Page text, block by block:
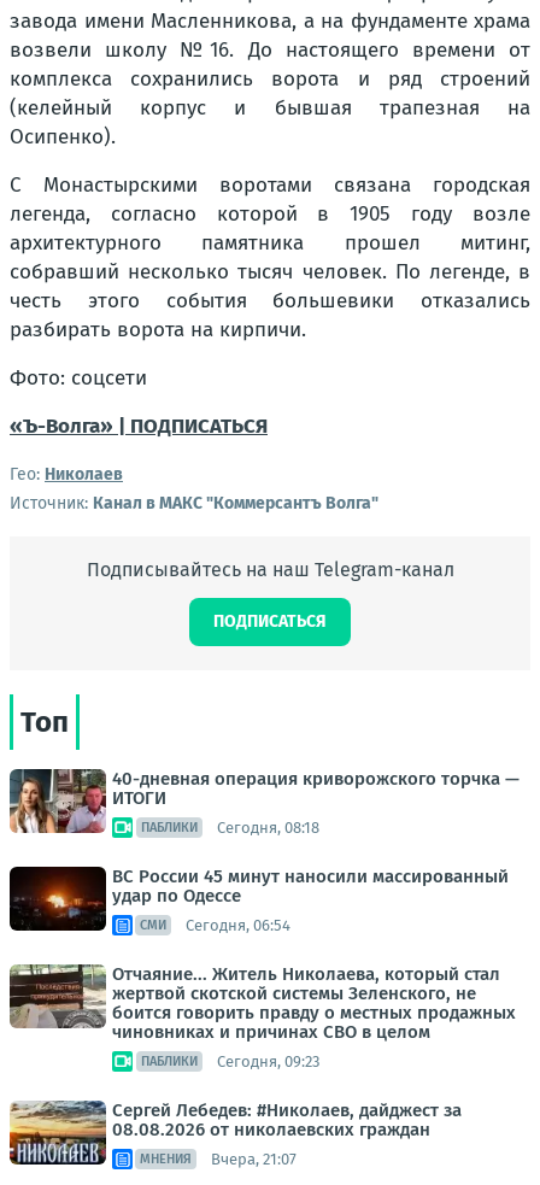
завода имени Масленникова, а на фундаменте храма
возвели школу №16. До настоящего времени от
комплекса сохранились ворота и ряд строений
(келейный корпус и бывшая трапезная на
Осипенко).
С Монастырскими воротами связана городская
легенда, согласно которой в 1905 году возле
архитектурного памятника прошел митинг,
собравший несколько тысяч человек. По легенде, в
честь этого события большевики отказались
разбирать ворота на кирпичи.
Фото: соцсети
«Ъ-Волга» | ПОДПИСАТЬСЯ
Гео: Николаев
Источник: Канал в МАКС "Коммерсантъ Волга"
Подписывайтесь на наш Telegram-канал
ПОДПИСАТЬСЯ
Топ
40-дневная операция криворожского торчка —
ИТОГИ
ПАБЛИКИ Сегодня, 08:18
ВС России 45 минут наносили массированный
удар по Одессе
СМИ Сегодня, 06:54
Отчаяние... Житель Николаева, который стал
жертвой скотской системы Зеленского, не
боится говорить правду о местных продажных
чиновниках и причинах СВО в целом
ПАБЛИКИ Сегодня, 09:23
Сергей Лебедев: #Николаев, дайджест за
08.08.2026 от николаевских граждан
МНЕНИЯ Вчера, 21:07